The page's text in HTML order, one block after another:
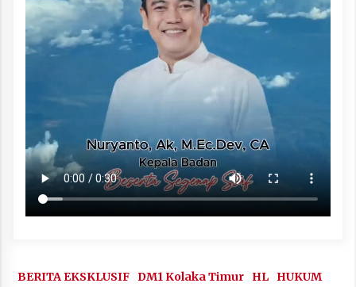
BERITA EKSKLUSIF DM1 Kolaka Timur HL HUKUM